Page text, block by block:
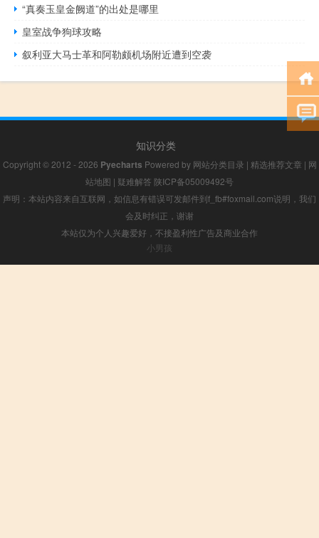
“真奏玉皇金阙道”的出处是哪里
皇室战争狗球攻略
叙利亚大马士革和阿勒颇机场附近遭到空袭
知识分类
Copyright © 2012 - 2026 Pyecharts Powered by 网站分类目录 | 精选推荐文章 | 网
站地图 | 疑难解答 陕ICP备05009492号
声明：本站内容来自互联网，如信息有错误可发邮件到f_fb#foxmail.com说明，我们
会及时纠正，谢谢
本站仅为个人兴趣爱好，不接盈利性广告及商业合作
小男孩